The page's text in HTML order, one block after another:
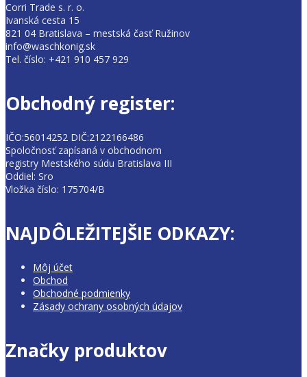
Corri Trade s. r. o.
Ivanská cesta 15
821 04 Bratislava – mestská časť Ružinov
info@waschkonig.sk
Tel. číslo: +421 910 457 929
Obchodný register:
IČO:56014252 DIČ:2122166486
Spoločnosť zapísaná v obchodnom
registry Mestského súdu Bratislava III
Oddiel: Sro
Vložka číslo: 175704/B
NAJDÔLEŽITEJŠIE ODKAZY:
Môj účet
Obchod
Obchodné podmienky
Zásady ochrany osobných údajov
Značky produktov